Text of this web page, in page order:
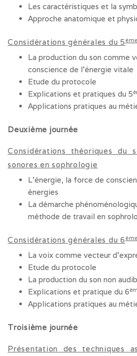
Les caractéristiques et la
Approche anatomique et
Considérations générales du 5ème
La production du son comme
conscience de l’énergie vitale
Etude du protocole
Explications et pratiques du 5
Applications pratiques au
Deuxième journée
Considérations théoriques du
sonores en sophrologie
L’énergie, la force de
énergies
La démarche
méthode de travail en
Considérations générales du 6ème
La voix comme vecteur
Etude du protocole
La production du son non
Explications et pratique du 6
Applications pratiques au
Troisième journée
Présentation des techniques